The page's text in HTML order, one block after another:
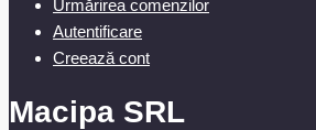
Urmărirea comenzilor
Autentificare
Creează cont
Macipa SRL